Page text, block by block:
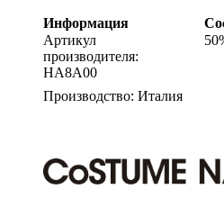
Информация
Артикул
производителя:
HA8A00
Производство: Италия